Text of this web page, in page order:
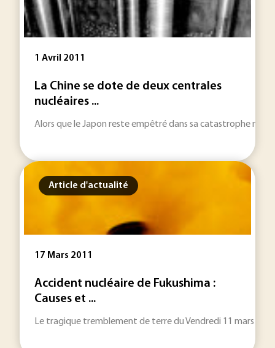
1 Avril 2011
La Chine se dote de deux centrales
nucléaires ...
Alors que le Japon reste empêtré dans sa catastrophe
Article d'actualité
17 Mars 2011
Accident nucléaire de Fukushima :
Causes et ...
Le tragique tremblement de terre du Vendredi 11 mars